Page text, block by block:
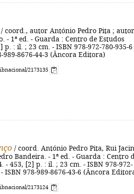
/ coord., autor António Pedro Pita ;
- 1ª ed. - Guarda : Centro de Estudos
: il. ; 23 cm. - ISBN 978-972-780-935-6
989-8676-44-3 (Âncora Editora)
2173135
/ coord. António Pedro Pita, Rui
Bandeira. - 1ª ed. - Guarda : Centro
- 453, [2] p. : il. ; 23 cm. - ISBN 978-972-
ISBN 978-989-8676-43-6 (Âncora
2173124